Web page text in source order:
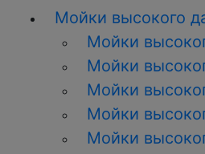
Мойки высокого
Мойки
Мойки
Мойки
Мойки
Мойки